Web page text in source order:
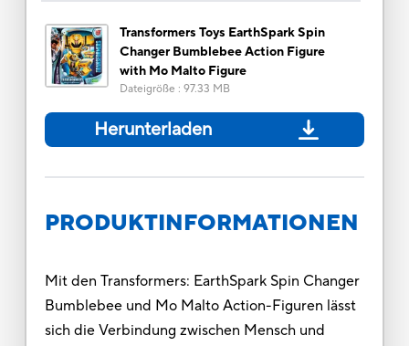
Transformers Toys EarthSpark Spin
Changer Bumblebee Action Figure
with Mo Malto Figure
Dateigröße : 97.33 MB
Herunterladen
PRODUKTINFORMATIONEN
Mit den Transformers: EarthSpark Spin Changer
Bumblebee und Mo Malto Action-Figuren lässt
sich die Verbindung zwischen Mensch und